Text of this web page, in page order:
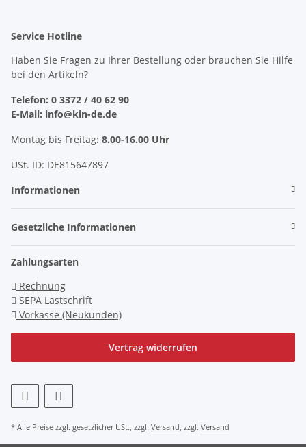
Service Hotline
Haben Sie Fragen zu Ihrer Bestellung oder brauchen Sie Hilfe
bei den Artikeln?
Telefon: 0 3372 / 40 62 90
E-Mail: info@kin-de.de
Montag bis Freitag: 8.00-16.00 Uhr
USt. ID: DE815647897
Informationen
Gesetzliche Informationen
Zahlungsarten
Rechnung
SEPA Lastschrift
Vorkasse (Neukunden)
Vertrag widerrufen
* Alle Preise zzgl. gesetzlicher USt., zzgl. Versand , zzgl. Versand